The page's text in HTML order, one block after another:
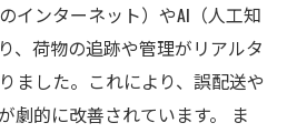
インターネット）やAI（人工知
、荷物の追跡や管理がリアルタ
ました。これにより、誤配送や
劇的に改善されています。 ま